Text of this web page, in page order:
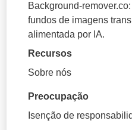
Background-
fundos de imagens
alimentada por IA.
Recursos
Sobre nós
Preocupação
Isenção de